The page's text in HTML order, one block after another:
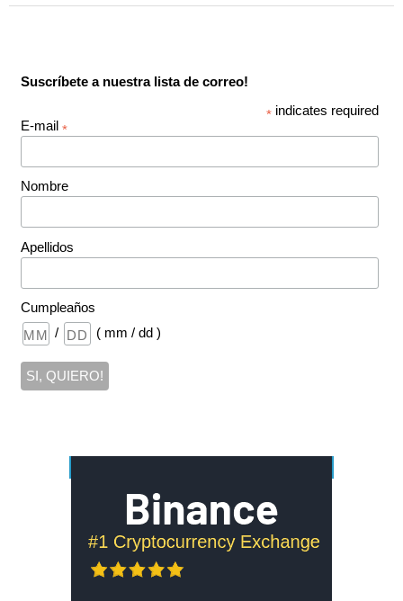
Suscríbete a nuestra lista de correo!
* indicates required
E-mail *
Nombre
Apellidos
Cumpleaños
/
( mm / dd )